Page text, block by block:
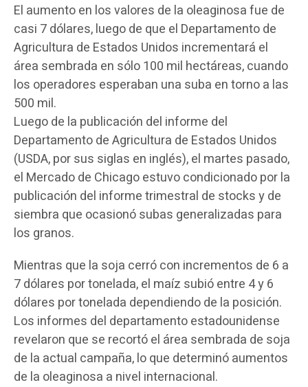
El aumento en los valores de la oleaginosa fue de
casi 7 dólares, luego de que el Departamento de
Agricultura de Estados Unidos incrementará el
área sembrada en sólo 100 mil hectáreas, cuando
los operadores esperaban una suba en torno a las
500 mil.
Luego de la publicación del informe del
Departamento de Agricultura de Estados Unidos
(USDA, por sus siglas en inglés), el martes pasado,
el Mercado de Chicago estuvo condicionado por la
publicación del informe trimestral de stocks y de
siembra que ocasionó subas generalizadas para
los granos.
Mientras que la soja cerró con incrementos de 6 a
7 dólares por tonelada, el maíz subió entre 4 y 6
dólares por tonelada dependiendo de la posición.
Los informes del departamento estadounidense
revelaron que se recortó el área sembrada de soja
de la actual campaña, lo que determinó aumentos
de la oleaginosa a nivel internacional.